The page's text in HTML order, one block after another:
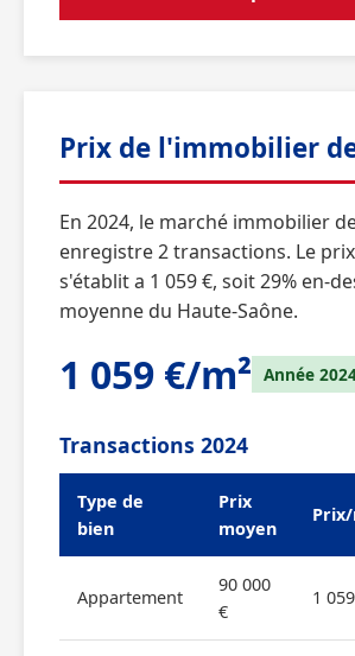
Prix de l'immobilier
En 2024, le marché immobilier
enregistre 2 transactions. Le
s'établit a 1 059 €, soit 29% en-
moyenne du Haute-Saône.
1 059 €/m² Année
Transactions 2024
Type de
bien
Prix
moyen
Prix/
Appartement
90 000
€
1